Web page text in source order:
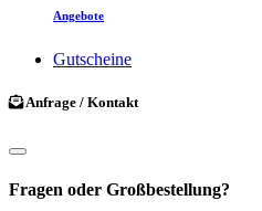
Angebote
Gutscheine
Anfrage / Kontakt
Fragen oder Großbestellung?